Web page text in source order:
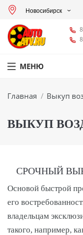
Новосибирск
МЕНЮ
Вы здесь:
Главная Выкуп
ВЫКУП
СРОЧНЫЙ
Основой быстрой
его
владельцам
такого, например,